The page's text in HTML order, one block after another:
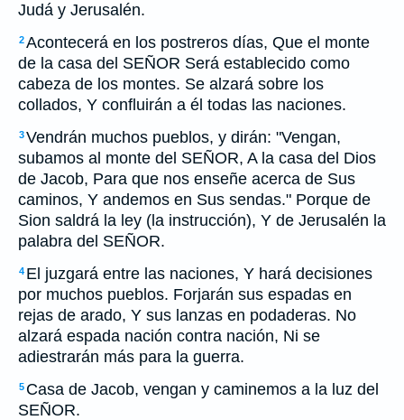
Judá y Jerusalén.
2Acontecerá en los postreros días, Que el monte
de la casa del SEÑOR Será establecido como
cabeza de los montes. Se alzará sobre los
collados, Y confluirán a él todas las naciones.
3Vendrán muchos pueblos, y dirán: "Vengan,
subamos al monte del SEÑOR, A la casa del Dios
de Jacob, Para que nos enseñe acerca de Sus
caminos, Y andemos en Sus sendas." Porque de
Sion saldrá la ley (la instrucción), Y de Jerusalén la
palabra del SEÑOR.
4 El juzgará entre las naciones, Y hará decisiones
por muchos pueblos. Forjarán sus espadas en
rejas de arado, Y sus lanzas en podaderas. No
alzará espada nación contra nación, Ni se
adiestrarán más para la guerra.
5 Casa de Jacob, vengan y caminemos a la luz del
SEÑOR.